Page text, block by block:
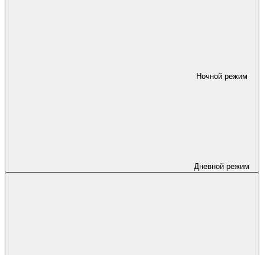
Ночной режим
Дневной режим